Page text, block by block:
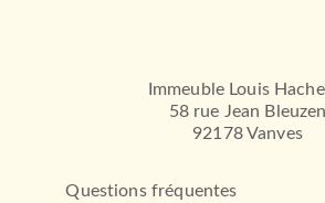
Immeuble Louis
58 rue Jean Bleuzen
92178 Vanves
Questions fréquentes